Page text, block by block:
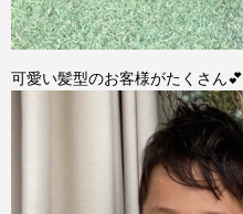
可愛い髪型のお客様がたくさん💕